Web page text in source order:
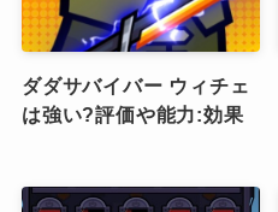
ダダサバイバー ウィチェ
は強い?評価や能力:効果